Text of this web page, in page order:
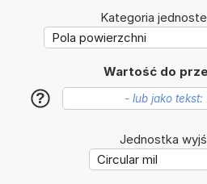
Kategoria
Wartość do
?
Jednostka